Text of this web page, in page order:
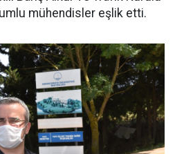
mühendisler eşlik etti.